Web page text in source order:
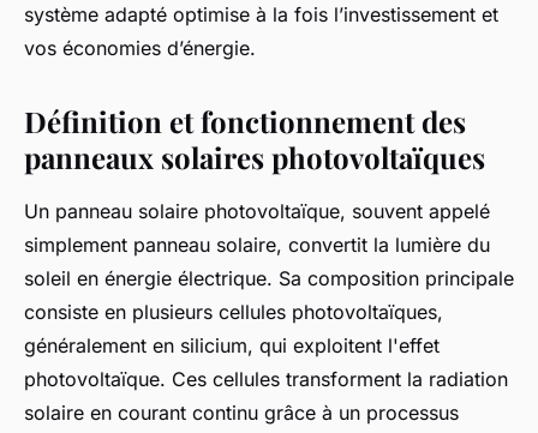
système adapté optimise à la fois l’investissement et
vos économies d’énergie.
Définition et fonctionnement des
panneaux solaires photovoltaïques
Un panneau solaire photovoltaïque, souvent appelé
simplement panneau solaire, convertit la lumière du
soleil en énergie électrique. Sa composition principale
consiste en plusieurs cellules photovoltaïques,
généralement en silicium, qui exploitent l'effet
photovoltaïque. Ces cellules transforment la radiation
solaire en courant continu grâce à un processus